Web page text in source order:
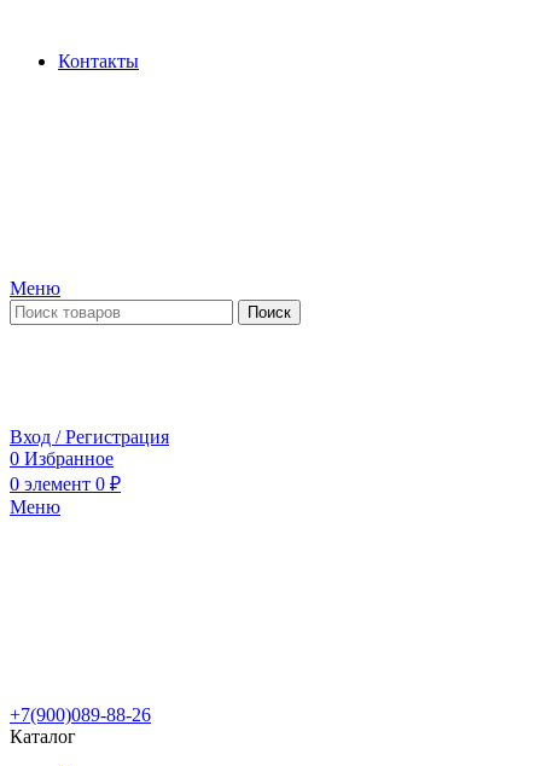
Контакты
Меню
Поиск
Вход / Регистрация
0 Избранное
0 элемент 0 ₽
Меню
+7(900)089-88-26
Каталог